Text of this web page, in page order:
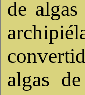
de
algas